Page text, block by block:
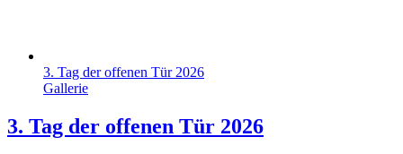
3. Tag der offenen Tür 2026
Gallerie
3. Tag der offenen Tür 2026